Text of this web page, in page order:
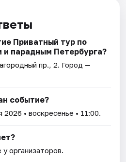
Приватный тур по
парадным Петербурга?
пр., 2. Город —
событие?
2026 • воскресенье • 11:00.
организаторов.